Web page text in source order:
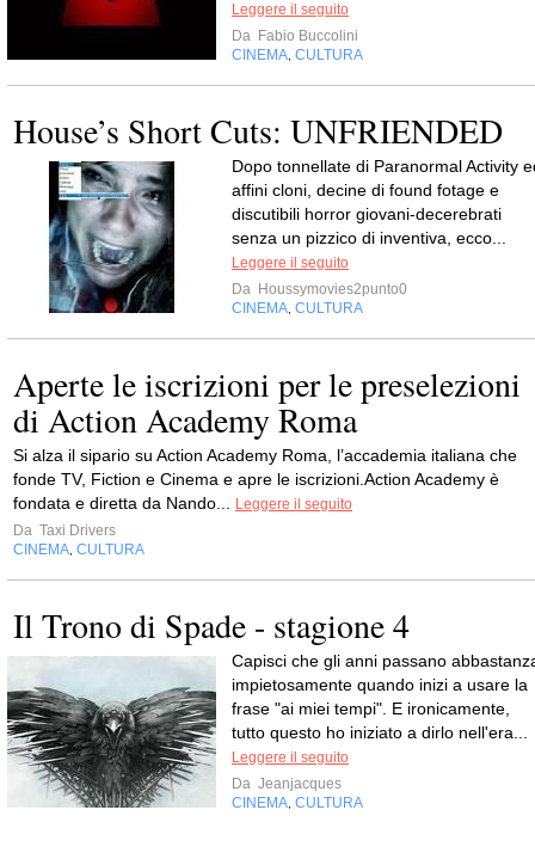
Leggere il seguito
Da Fabio Buccolini
CINEMA CULTURA
House’s Short Cuts: UNFRIENDED
Dopo tonnellate di Paranormal Activity
affini cloni, decine di found fotage e
discutibili horror giovani-decerebrati
senza un pizzico di inventiva, ecco...
Leggere il seguito
Da Houssymovies2punto0
CINEMA CULTURA
Aperte le iscrizioni per le preselezioni
di Action Academy Roma
Si alza il sipario su Action Academy Roma, l’accademia italiana che
fonde TV, Fiction e Cinema e apre le iscrizioni.Action Academy è
fondata e diretta da Nando...
Leggere il seguito
Da Taxi Drivers
CINEMA CULTURA
Il Trono di Spade - stagione 4
Capisci che gli anni passano
impietosamente quando inizi a usare la
frase "ai miei tempi". E ironicamente,
tutto questo ho iniziato a dirlo nell'era...
Leggere il seguito
Da Jeanjacques
CINEMA CULTURA